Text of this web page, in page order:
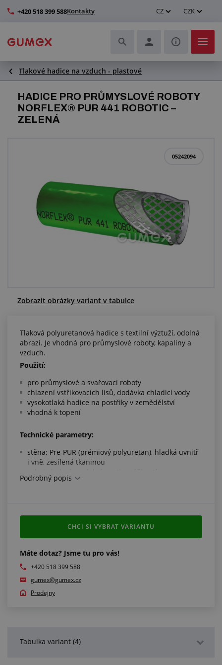
+420 518 399 588Kontakty CZ CZK
Hadice a jejich kompletace
Profily a výroba těsnění
Technické plasty
Další pryžové a plastové výrobky
Centrum poptávek
Tlakové hadice na vzduch - plastové
HADICE PRO PRŮMYSLOVÉ ROBOTY
NORFLEX® PUR 441 ROBOTIC –
ZELENÁ
05242094
Zobrazit obrázky variant v tabulce
Tlaková polyuretanová hadice s textilní výztuží, odolná
abrazi. Je vhodná pro průmyslové roboty, kapaliny a
vzduch.
Použití:
pro průmyslové a svařovací roboty
chlazení vstřikovacích lisů, dodávka chladicí vody
vysokotlaká hadice na postřiky v zemědělství
vhodná k topení
Technické parametry:
stěna: Pre-PUR (prémiový polyuretan), hladká uvnitř
i vně, zesílená tkaninou
vysoce odolná vůči abrazi
odpovídá směrnici RoHS
Podrobný popis
Máte dotaz? Jsme tu pro vás!
+420 518 399 588
gumex@gumex.cz
Prodejny
CHCI SI VYBRAT VARIANTU
Tabulka variant (4)